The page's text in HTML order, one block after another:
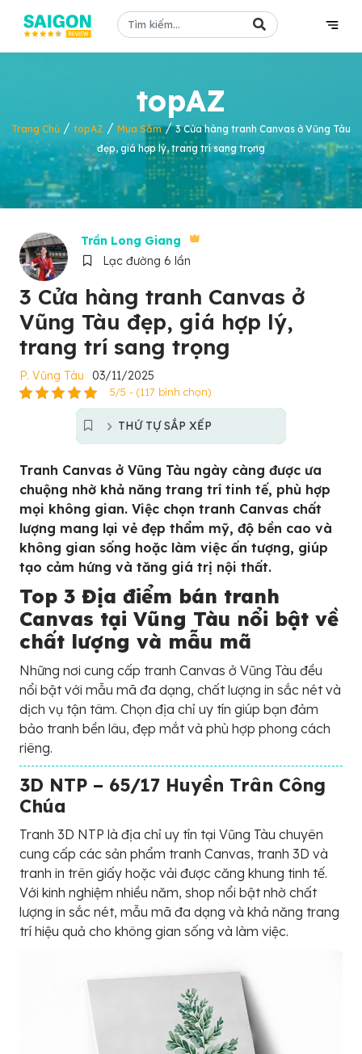
topAZ
Trang Chủ / topAZ / Mua Sắm/3 Cửa hàng tranh Canvas ở Vũng Tàu
đẹp, giá hợp lý, trang trí sang trọng
Trần Long Giang
Lạc đường 6 lần
3 Cửa hàng tranh Canvas ở
Vũng Tàu đẹp, giá hợp lý,
trang trí sang trọng
P. Vũng Tàu 03/11/2025
5/5 - (117 bình chọn)
THỨ TỰ SẮP XẾP
Tranh Canvas ở Vũng Tàu ngày càng được ưa
chuộng nhờ khả năng trang trí tinh tế, phù hợp
mọi không gian. Việc chọn tranh Canvas chất
lượng mang lại vẻ đẹp thẩm mỹ, độ bền cao và
không gian sống hoặc làm việc ấn tượng, giúp
tạo cảm hứng và tăng giá trị nội thất.
Top 3 Địa điểm bán tranh
Canvas tại Vũng Tàu nổi bật về
chất lượng và mẫu mã
Những nơi cung cấp tranh Canvas ở Vũng Tàu đều
nổi bật với mẫu mã đa dạng, chất lượng in sắc nét và
dịch vụ tận tâm. Chọn địa chỉ uy tín giúp bạn đảm
bảo tranh bền lâu, đẹp mắt và phù hợp phong cách
riêng.
3D NTP – 65/17 Huyền Trân Công
Chúa
Tranh 3D NTP là địa chỉ uy tín tại Vũng Tàu chuyên
cung cấp các sản phẩm tranh Canvas, tranh 3D và
tranh in trên giấy hoặc vải được căng khung tinh tế.
Với kinh nghiệm nhiều năm, shop nổi bật nhờ chất
lượng in sắc nét, mẫu mã đa dạng và khả năng trang
trí hiệu quả cho không gian sống và làm việc.